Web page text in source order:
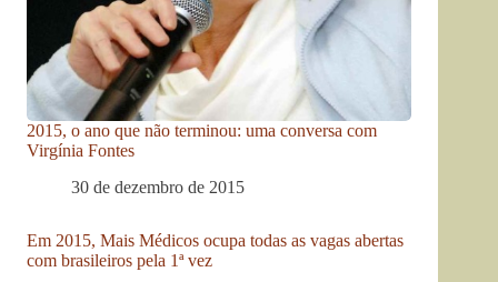
2015, o ano que não terminou: uma conversa com
Virgínia Fontes
30 de dezembro de 2015
Em 2015, Mais Médicos ocupa todas as vagas abertas
com brasileiros pela 1ª vez